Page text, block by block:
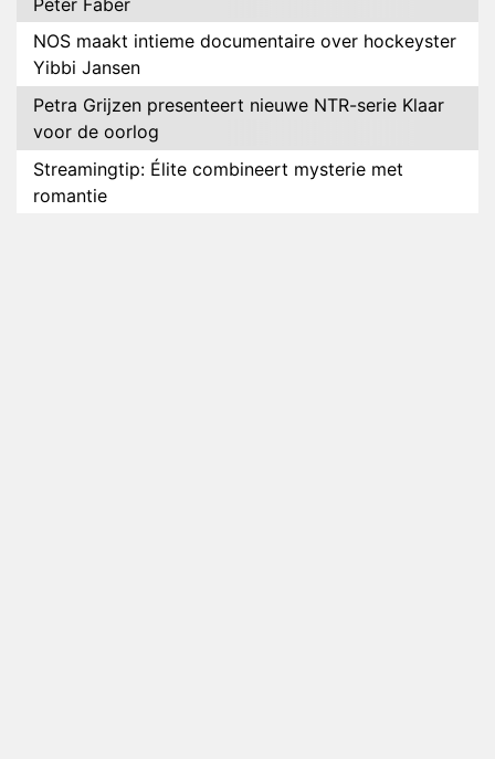
NOS maakt intieme documentaire over hockeyster
Yibbi Jansen
Petra Grijzen presenteert nieuwe NTR-serie Klaar
voor de oorlog
Streamingtip: Élite combineert mysterie met
romantie